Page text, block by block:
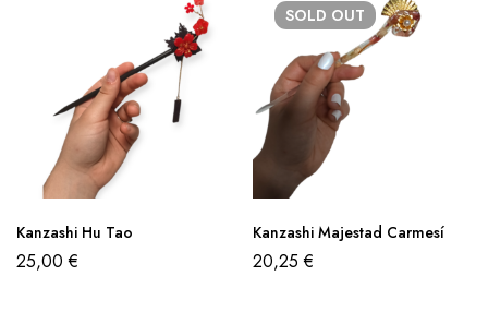
Kanzashi Hu Tao
25,00€
SOLD OUT
Kanzashi Majestad Carmesí
20,25€